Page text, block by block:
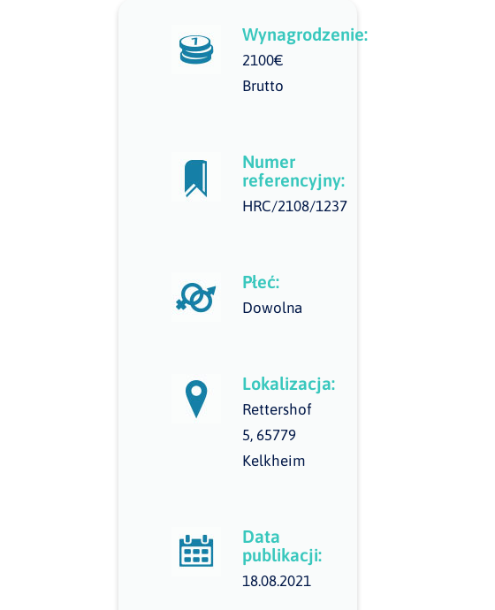
Wynagrodzenie:
2100€
Brutto
Numer
referencyjny:
HRC/2108/1237
Płeć:
Dowolna
Lokalizacja:
Rettershof
5, 65779
Kelkheim
Data
publikacji:
18.08.2021